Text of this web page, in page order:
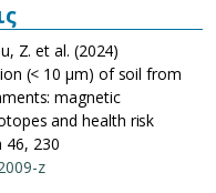
Z. et al. (2024)
(< 10 μm) of soil from
magnetic
and health risk
46, 230
z